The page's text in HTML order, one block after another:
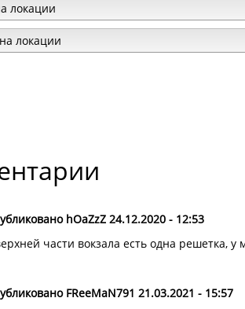
локации
локации
hOaZzZ 24.12.2020 - 12:53
части вокзала есть одна решетка,
FReeMaN791 21.03.2021 - 15:57